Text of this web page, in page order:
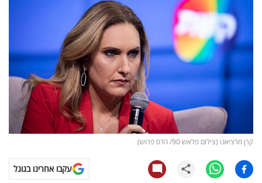
מדדים
ומחקרים
דעות
רכילות
עסקית
קריפטו
קרן מרציאנו (צילום פלאש 90/ הדס פרוש)
עקבו אחרינו בגוגל